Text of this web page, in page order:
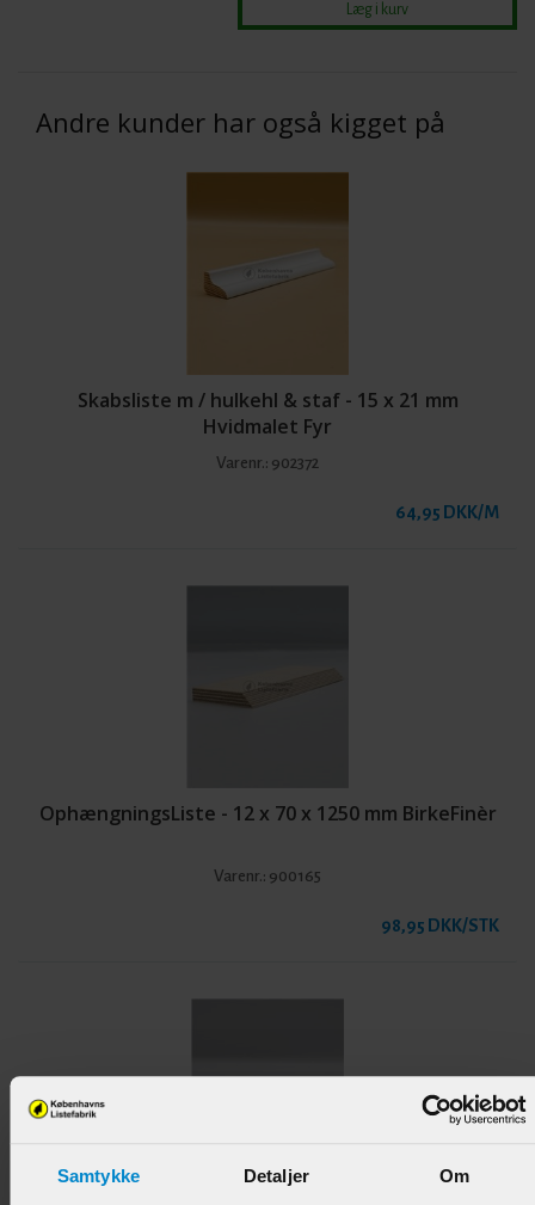
Samtykke Detaljer Om
Andre kunder har også kigget på
Skabsliste m / hulkehl & staf - 15 x 21 mm
Hvidmalet Fyr
Varenr.: 902372
64,95 DKK/M
OphængningsListe - 12 x 70 x 1250 mm BirkeFinèr
Varenr.: 900165
98,95 DKK/STK